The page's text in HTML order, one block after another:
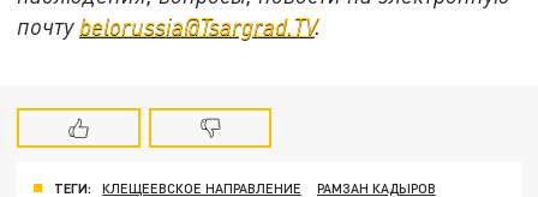
почту belorussia@Tsargrad.TV.
ТЕГИ: КЛЕЩЕЕВСКОЕ НАПРАВЛЕНИЕ
РАМЗАН КАДЫРОВ